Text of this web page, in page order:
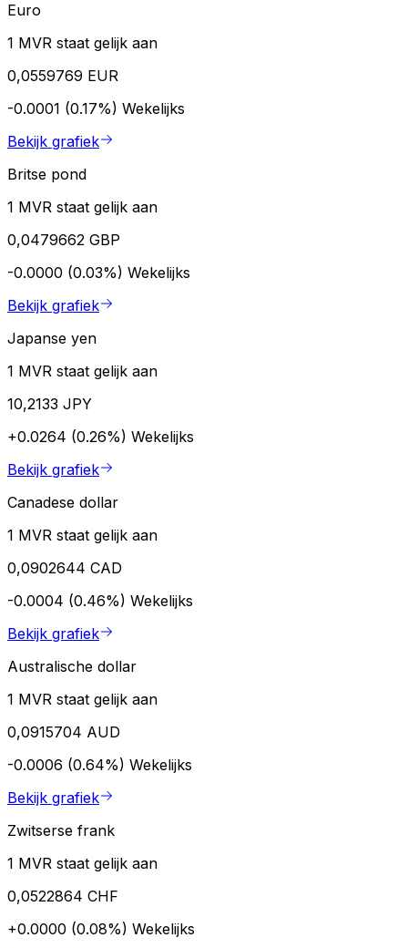
Euro
1 MVR staat gelijk aan
0,0559769 EUR
-0.0001 (0.17%) Wekelijks
Bekijk grafiek
Britse pond
1 MVR staat gelijk aan
0,0479662 GBP
-0.0000 (0.03%) Wekelijks
Bekijk grafiek
Japanse yen
1 MVR staat gelijk aan
10,2133 JPY
+0.0264 (0.26%) Wekelijks
Bekijk grafiek
Canadese dollar
1 MVR staat gelijk aan
0,0902644 CAD
-0.0004 (0.46%) Wekelijks
Bekijk grafiek
Australische dollar
1 MVR staat gelijk aan
0,0915704 AUD
-0.0006 (0.64%) Wekelijks
Bekijk grafiek
Zwitserse frank
1 MVR staat gelijk aan
0,0522864 CHF
+0.0000 (0.08%) Wekelijks